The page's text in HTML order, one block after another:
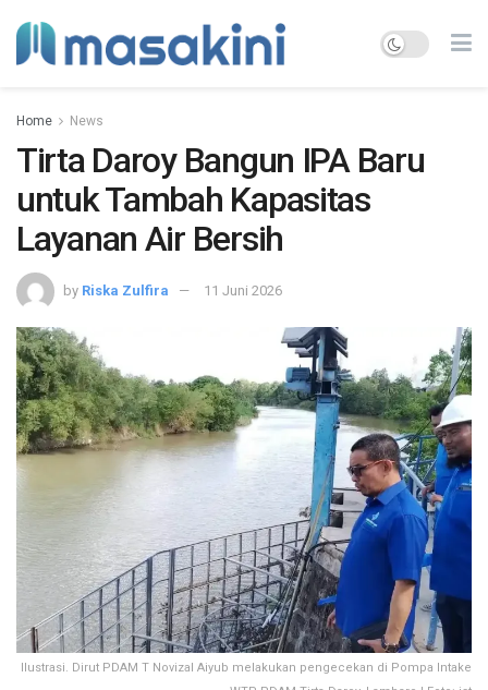
Home News
Tirta Daroy Bangun IPA Baru
untuk Tambah Kapasitas
Layanan Air Bersih
by Riska Zulfira 11 Juni 2026
Ilustrasi. Dirut PDAM T Novizal Aiyub melakukan pengecekan di Pompa Intake